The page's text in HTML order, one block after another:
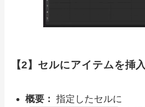
【2】セルにアイテムを挿入
概要： 指定したセルに